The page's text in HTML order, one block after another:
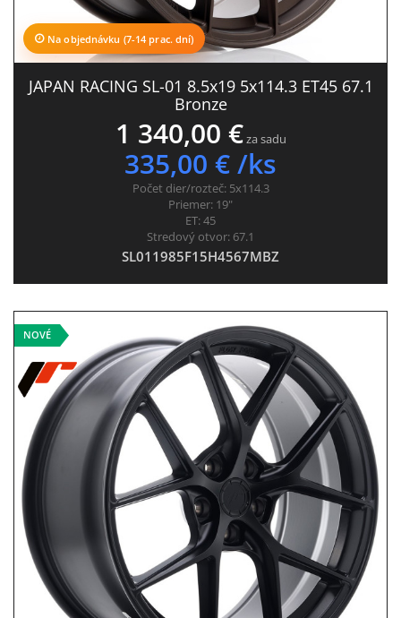
Na objednávku (7-14 prac. dní)
JAPAN RACING SL-01 8.5x19 5x114.3 ET45 67.1
Bronze
1 340,00 €za sadu
335,00 € /ks
Počet dier/rozteč: 5x114.3
Priemer: 19"
ET:45
Stredový otvor: 67.1
SL011985F15H4567MBZ
NOVÉ